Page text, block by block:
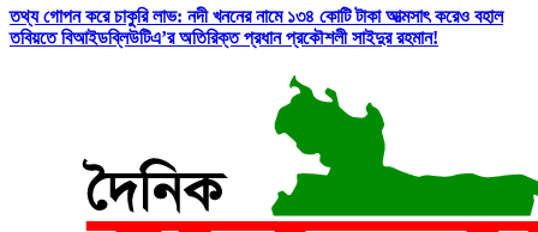
তথ্য গোপন করে চাকুরি লাভ: নদী খননের নামে ১৩৪ কোটি টাকা আত্মসাৎ করেও বহাল
তবিয়তে বিআইডব্লিউটিএ’র অতিরিক্ত প্রধান প্রকৌশলী সাইদুর রহমান!